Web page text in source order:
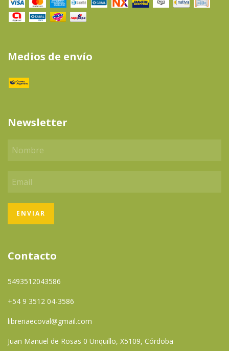
Medios de envío
Newsletter
Contacto
5493512043586
+54 9 3512 04-3586
libreriaecoval@gmail.com
Juan Manuel de Rosas 0 Unquillo, X5109, Córdoba